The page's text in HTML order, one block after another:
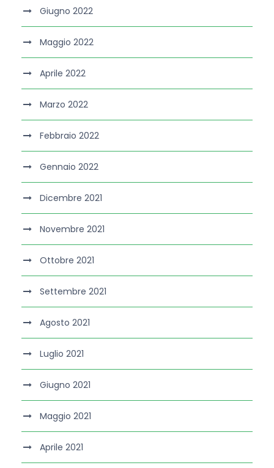
Giugno 2022
Maggio 2022
Aprile 2022
Marzo 2022
Febbraio 2022
Gennaio 2022
Dicembre 2021
Novembre 2021
Ottobre 2021
Settembre 2021
Agosto 2021
Luglio 2021
Giugno 2021
Maggio 2021
Aprile 2021